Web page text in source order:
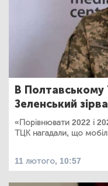
В
Зеленський
«Порівнювати 2022 і
ТЦК нагадали, що
11 лютого, 10:57